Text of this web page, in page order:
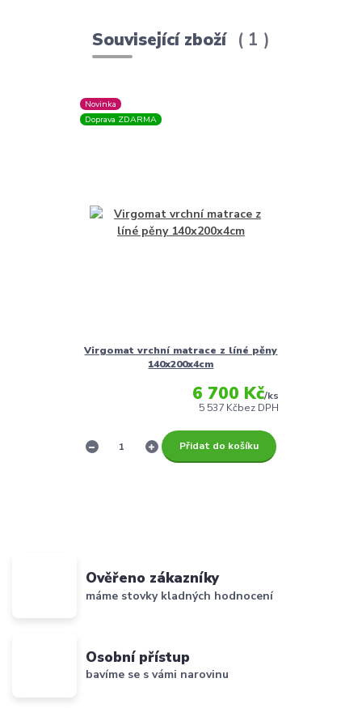
Související zboží 1
Novinka
Doprava ZDARMA
Virgomat vrchní matrace z líné pěny
140x200x4cm
6 700 Kč/ks
5 537 Kčbez DPH
Přidat do košíku
Ověřeno zákazníky
máme stovky kladných hodnocení
Osobní přístup
bavíme se s vámi narovinu